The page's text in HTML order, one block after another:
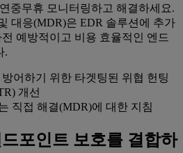
중무휴 모니터링하고 해결하세요.
대응(MDR)은 EDR 솔루션에 추가
예방적이고 비용 효율적인 엔드
.
어하기 위한 타겟팅된 위협 헌팅
개선
직접 해결(MDR)에 대한 지침
포인트 보호를 결합하